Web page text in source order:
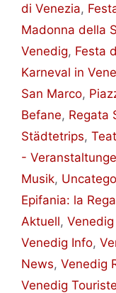
di Venezia,
Madonna della
Venedig, Festa
Karneval in
San Marco,
Befane, Regata
Städtetrips,
-
Musik,
Epifania: la
Aktuell,
Venedig Info,
News, Venedig
Venedig